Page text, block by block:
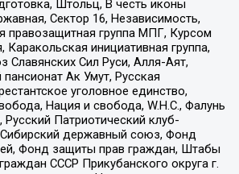
Штольц, В честь иконы
Сектор 16, Независимость,
группа МПГ, Курсом
инициативная группа,
Славянских Сил Руси, Алля-Аят,
Ак Умут, Русская
уголовное единство,
Нация и свобода, W.H.С., Фалунь
Патриотический клуб-
державный союз, Фонд
Фонд защиты прав граждан, Штабы
СССР Прикубанского округа г.